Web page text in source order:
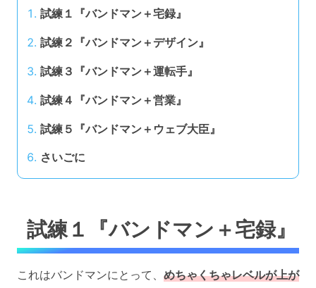
試練１『バンドマン＋宅録』
試練２『バンドマン＋デザイン』
試練３『バンドマン＋運転手』
試練４『バンドマン＋営業』
試練５『バンドマン＋ウェブ大臣』
さいごに
試練１『バンドマン＋宅録』
これはバンドマンにとって、 めちゃくちゃレベルが上が